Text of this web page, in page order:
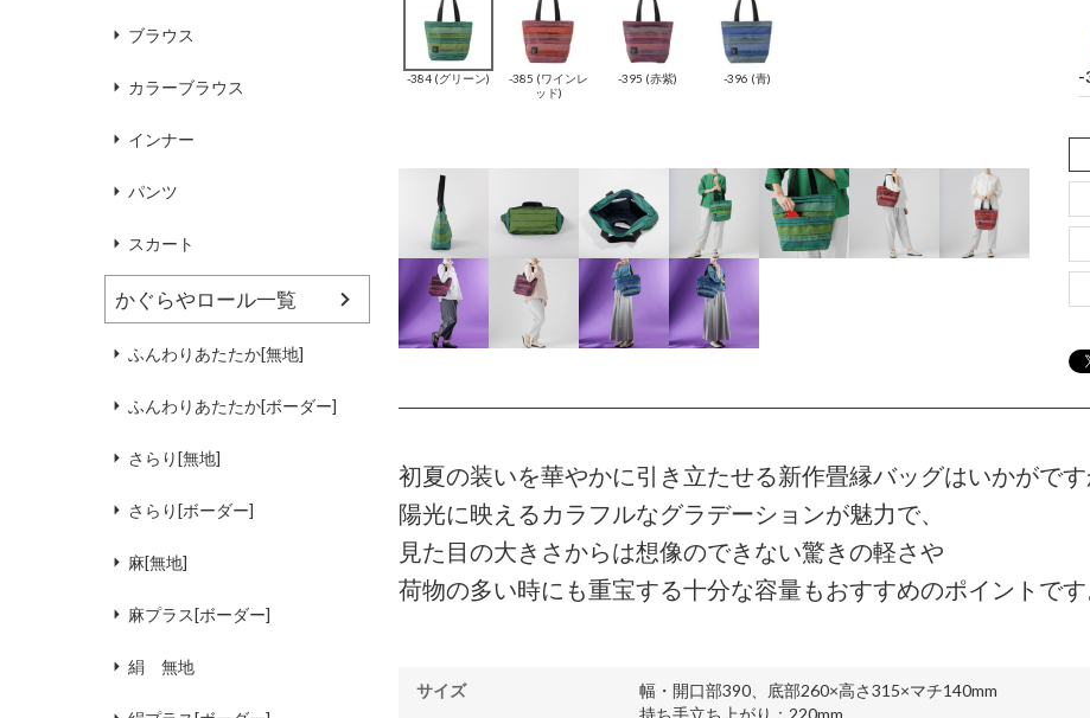
ブラウス
カラーブラウス
インナー
パンツ
スカート
かぐらやロール一覧
ふんわりあたたか[無地]
ふんわりあたたか[ボーダー]
さらり[無地]
さらり[ボーダー]
麻[無地]
麻プラス[ボーダー]
絹 無地
-384 (グリーン)
-385 (ワインレ
ッド)
-395 (赤紫) -396 (青) -
初夏の装いを華やかに引き立たせる新作畳縁バッグはいかがです
陽光に映えるカラフルなグラデーションが魅力で、
見た目の大きさからは想像のできない驚きの軽さや
荷物の多い時にも重宝する十分な容量もおすすめのポイントです
サイズ
幅・開口部390、底部260×高さ315×マチ140mm
持ち手立ち上がり：220mm